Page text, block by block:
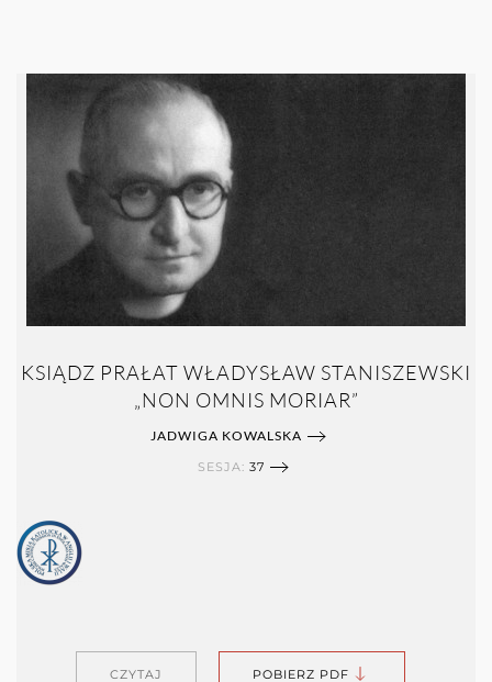
KSIĄDZ PRAŁAT WŁADYSŁAW STANISZEWSKI
„NON OMNIS MORIAR”
JADWIGA KOWALSKA
SESJA: 37
CZYTAJ POBIERZ PDF